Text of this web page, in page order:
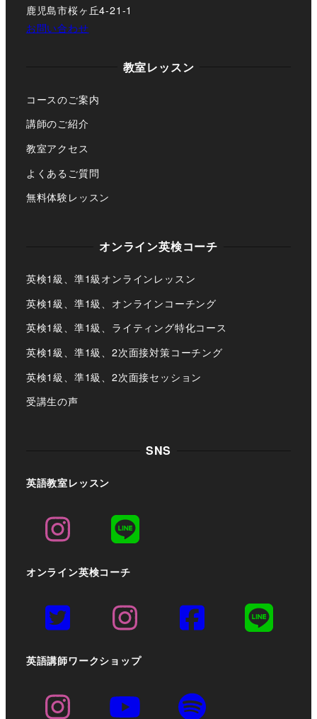
鹿児島市桜ヶ丘4-21-1
お問い合わせ
教室レッスン
コースのご案内
講師のご紹介
教室アクセス
よくあるご質問
無料体験レッスン
オンライン英検コーチ
英検1級、準1級オンラインレッスン
英検1級、準1級、オンラインコーチング
英検1級、準1級、ライティング特化コース
英検1級、準1級、2次面接対策コーチング
英検1級、準1級、2次面接セッション
受講生の声
SNS
英語教室レッスン
オンライン英検コーチ
英語講師ワークショップ